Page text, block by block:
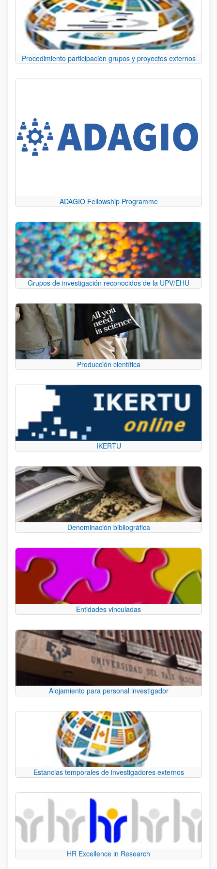
Procedimiento participación grupos y proyectos externos
ADAGIO Fellowship Programme
Grupos de investigación reconocidos de la UPV/EHU
Producción científica
IKERTU
Denominación bibliográfica
Entidades vinculadas
Alojamiento para personal investigador
Estancias temporales de investigadores externos
HR Excellence in Research